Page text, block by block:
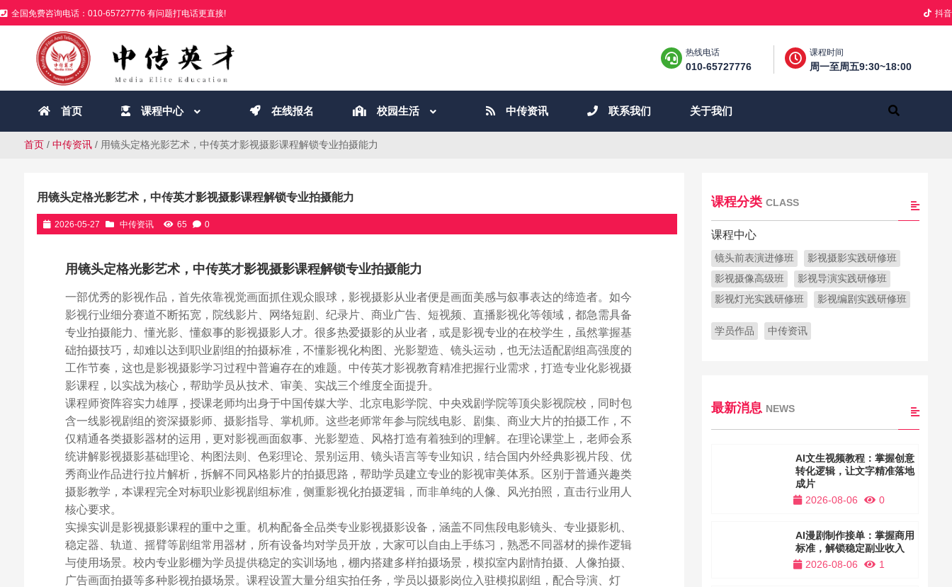
全国免费咨询电话：010-65727776 有问题打电话更直接! 抖音
热线电话
010-65727776
课程时间
周一至周五9:30~18:00
首页 课程中心 在线报名 校园生活 中传资讯 联系我们 关于我们
首页/ 中传资讯/ 用镜头定格光影艺术，中传英才影视摄影课程解锁专业拍摄能力
用镜头定格光影艺术，中传英才影视摄影课程解锁专业拍摄能力
2026-05-27 中传资讯 65 0
用镜头定格光影艺术，中传英才影视摄影课程解锁专业拍摄能力
一部优秀的影视作品，首先依靠视觉画面抓住观众眼球，影视摄影从业者便是画面美感与叙事表达的缔造者。如今
影视行业细分赛道不断拓宽，院线影片、网络短剧、纪录片、商业广告、短视频、直播影视化等领域，都急需具备
专业拍摄能力、懂光影、懂叙事的影视摄影人才。很多热爱摄影的从业者，或是影视专业的在校学生，虽然掌握基
础拍摄技巧，却难以达到职业剧组的拍摄标准，不懂影视化构图、光影塑造、镜头运动，也无法适配剧组高强度的
工作节奏，这也是影视摄影学习过程中普遍存在的难题。中传英才影视教育精准把握行业需求，打造专业化影视摄
影课程，以实战为核心，帮助学员从技术、审美、实战三个维度全面提升。
课程师资阵容实力雄厚，授课老师均出身于中国传媒大学、北京电影学院、中央戏剧学院等顶尖影视院校，同时包
含一线影视剧组的资深摄影师、摄影指导、掌机师。这些老师常年参与院线电影、剧集、商业大片的拍摄工作，不
仅精通各类摄影器材的运用，更对影视画面叙事、光影塑造、风格打造有着独到的理解。在理论课堂上，老师会系
统讲解影视摄影基础理论、构图法则、色彩理论、景别运用、镜头语言等专业知识，结合国内外经典影视片段、优
秀商业作品进行拉片解析，拆解不同风格影片的拍摄思路，帮助学员建立专业的影视审美体系。区别于普通兴趣类
摄影教学，本课程完全对标职业影视剧组标准，侧重影视化拍摄逻辑，而非单纯的人像、风光拍照，直击行业用人
核心要求。
实操实训是影视摄影课程的重中之重。机构配备全品类专业影视摄影设备，涵盖不同焦段电影镜头、专业摄影机、
稳定器、轨道、摇臂等剧组常用器材，所有设备均对学员开放，大家可以自由上手练习，熟悉不同器材的操作逻辑
与使用场景。校内专业影棚为学员提供稳定的实训场地，棚内搭建多样拍摄场景，模拟室内剧情拍摄、人像拍摄、
广告画面拍摄等多种影视拍摄场景。课程设置大量分组实拍任务，学员以摄影岗位入驻模拟剧组，配合导演、灯
课程分类 CLASS
课程中心
镜头前表演进修班
影视摄影实践研修班
影视摄像高级班
影视导演实践研修班
影视灯光实践研修班
影视编剧实践研修班
学员作品 中传资讯
最新消息 NEWS
AI文生视频教程：掌握创意
转化逻辑，让文字精准落地
成片
2026-08-06
0
AI漫剧制作接单：掌握商用
标准，解锁稳定副业收入
2026-08-06
1